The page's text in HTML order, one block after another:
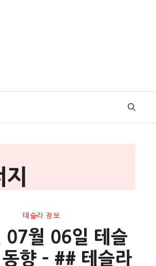
테슬라 정보
07월 06일 테슬
향 – ## 테슬라